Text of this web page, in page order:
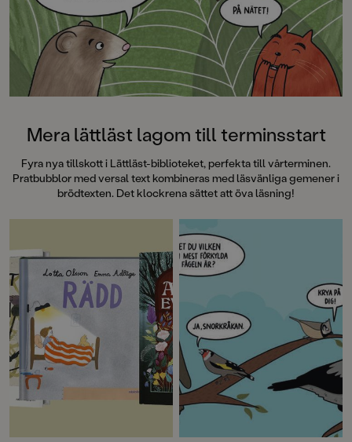
Mera lättläst lagom till terminsstart
Fyra nya tillskott i Lättläst-biblioteket, perfekta till vårterminen.
Pratbubblor med versal text kombineras med läsvänliga gemener i
brödtexten. Det klockrena sättet att öva läsning!